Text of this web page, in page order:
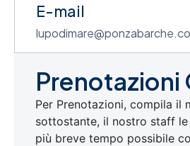
E-mail
Prenotazioni
Per Prenotazioni, compila il
sottostante, il nostro staff le
più breve tempo possibile